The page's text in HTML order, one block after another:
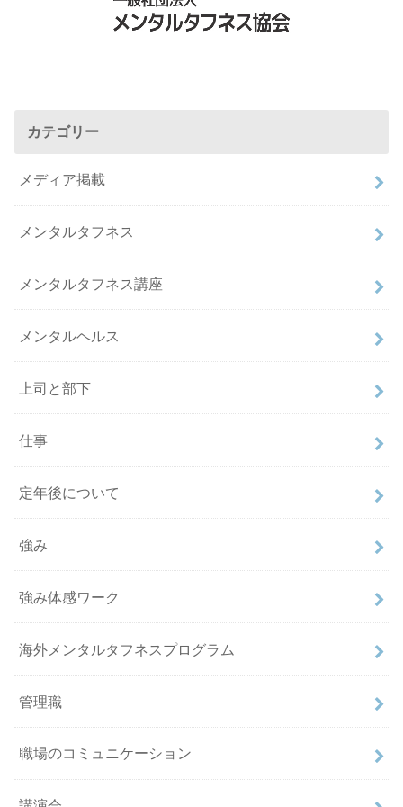
カテゴリー
メディア掲載
メンタルタフネス
メンタルタフネス講座
メンタルヘルス
上司と部下
仕事
定年後について
強み
強み体感ワーク
海外メンタルタフネスプログラム
管理職
職場のコミュニケーション